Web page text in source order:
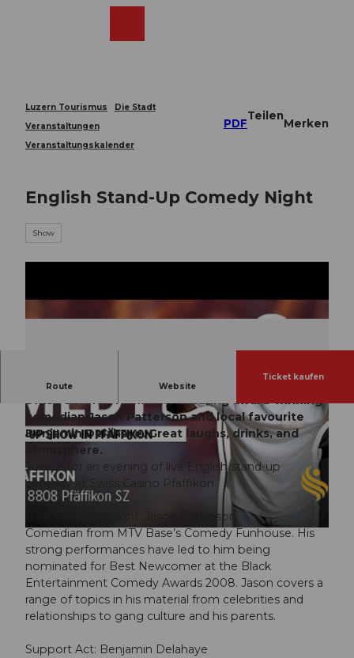
Luzern Tourismus
Die Stadt
Veranstaltungen
Veranstaltungskalender
PDF
Teilen
Merken
English Stand-Up Comedy Night
Show
© Guidle.com
© Guidle.com
Route Website
Ticket kaufen
Experience a night of English stand-up comedy at
Swiss Casino Pfäffikon. Featuring award-winning
comedian Jason Patterson and local favourite
Benjamin Delahaye. Great laughs, drinks, and
atmosphere.
Join us for an evening of live English stand-up
comedy at Swiss Casino Pfäffikon.
Headlining the night: Jason Patterson
Comedian from MTV Base’s Comedy Funhouse. His
strong performances have led to him being
nominated for Best Newcomer at the Black
Entertainment Comedy Awards 2008. Jason covers a
range of topics in his material from celebrities and
relationships to gang culture and his parents.
Support Act: Benjamin Delahaye